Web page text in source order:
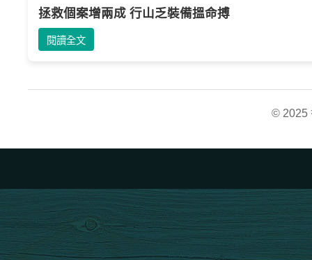
拯救個案增兩成 行山乏裝備搵命搏
閱讀全文
© 2025